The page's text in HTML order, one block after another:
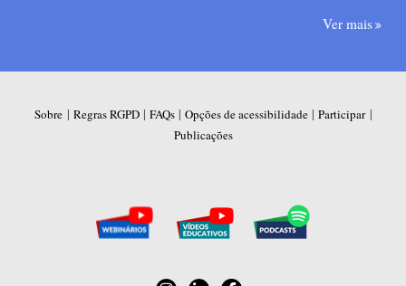
Ver mais
Sobre | Regras RGPD| FAQs| Opções de acessibilidade| Participar|
Publicações